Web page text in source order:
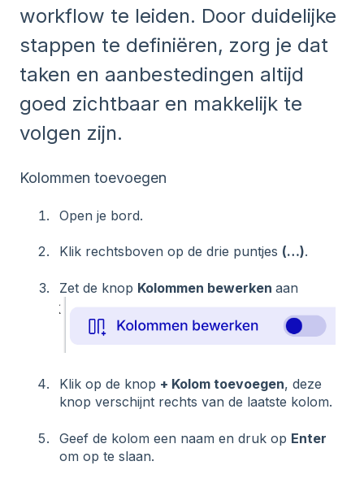
workflow te leiden. Door duidelijke
stappen te definiëren, zorg je dat
taken en aanbestedingen altijd
goed zichtbaar en makkelijk te
volgen zijn.
Kolommen toevoegen
Open je bord.
Klik rechtsboven op de drie puntjes (…).
Zet de knop Kolommen bewerken aan
Klik op de knop + Kolom toevoegen, deze
knop verschijnt rechts van de laatste kolom.
Geef de kolom een naam en druk op Enter
om op te slaan.